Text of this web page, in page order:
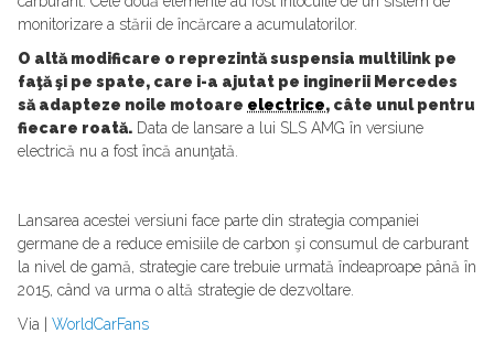
monitorizare a stării de încărcare a acumulatorilor.
O altă modificare o reprezintă suspensia multilink pe
faţă şi pe spate, care i-a ajutat pe inginerii Mercedes
să adapteze noile motoare electrice, câte unul pentru
fiecare roată. Data de lansare a lui SLS AMG în versiune
electrică nu a fost încă anunţată.
Lansarea acestei versiuni face parte din strategia companiei
germane de a reduce emisiile de carbon şi consumul de carburant
la nivel de gamă, strategie care trebuie urmată îndeaproape până în
2015, când va urma o altă strategie de dezvoltare.
Via | WorldCarFans